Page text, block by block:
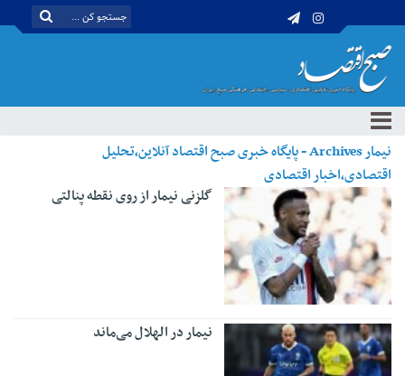
نیمار Archives - پایگاه خبری صبح اقتصاد آنلاین،تحلیل
اقتصادی،اخبار اقتصادی
گلزنی نیمار از روی نقطه پنالتی
نیمار در الهلال می‌ماند